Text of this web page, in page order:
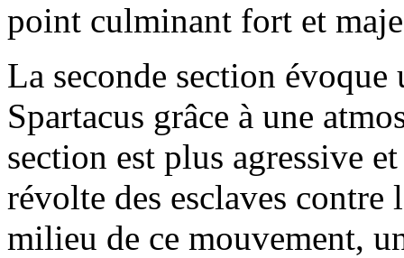
point culminant fort et
La seconde section
Spartacus grâce à une
section est plus agressive
révolte des esclaves contre
milieu de ce mouvement,